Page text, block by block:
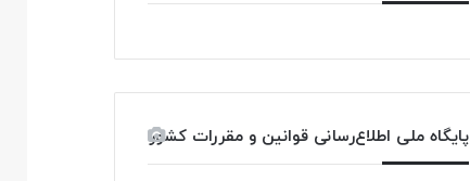
پایگاه ملی اطلاع‌رسانی قوانین و مقررات کشور